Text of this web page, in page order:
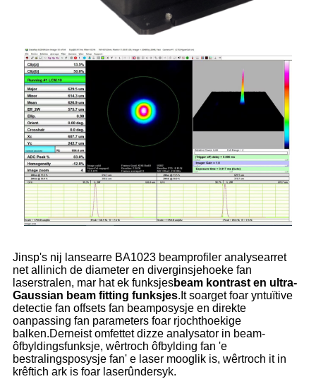
Jinsp's nij lansearre BA1023 beamprofiler analysearret
net allinich de diameter en diverginsjehoeke fan
laserstralen, mar hat ek funksjesbeam kontrast en ultra-
Gaussian beam fitting funksjes.It soarget foar yntuïtive
detectie fan offsets fan beamposysje en direkte
oanpassing fan parameters foar rjochthoekige
balken.Derneist omfettet dizze analysator in beam-
ôfbyldingsfunksje, wêrtroch ôfbylding fan 'e
bestralingsposysje fan' e laser mooglik is, wêrtroch it in
krêftich ark is foar laserûndersyk.